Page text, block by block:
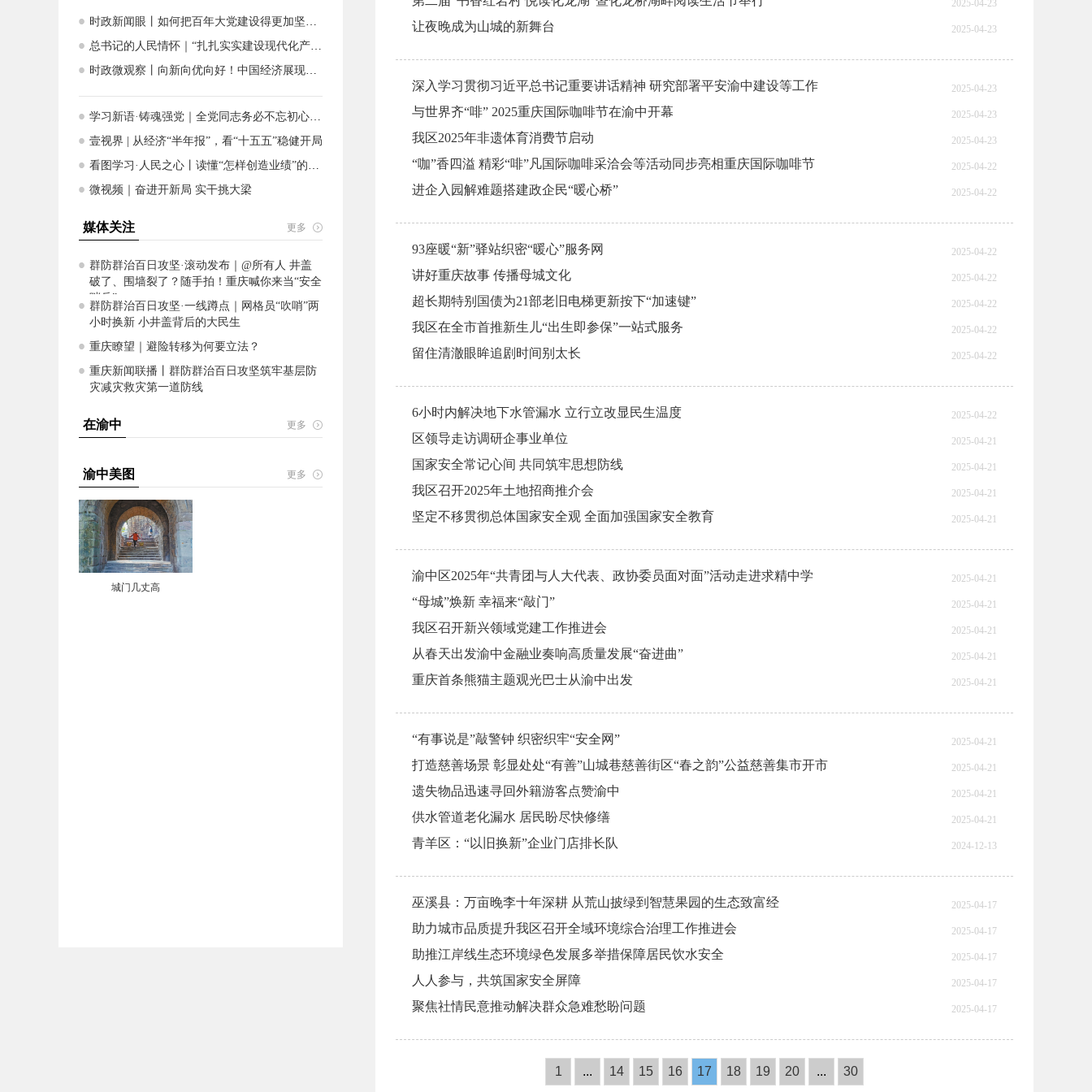
2025-04-23
让夜晚成为山城的新舞台 2025-04-23
深入学习贯彻习近平总书记重要讲话精神 研究部署平安渝中建设等工作 2025-04-23
与世界齐“啡” 2025重庆国际咖啡节在渝中开幕 2025-04-23
我区2025年非遗体育消费节启动 2025-04-23
“咖”香四溢 精彩“啡”凡国际咖啡采洽会等活动同步亮相重庆国际咖啡节 2025-04-22
进企入园解难题搭建政企民“暖心桥” 2025-04-22
93座暖“新”驿站织密“暖心”服务网 2025-04-22
讲好重庆故事 传播母城文化 2025-04-22
超长期特别国债为21部老旧电梯更新按下“加速键” 2025-04-22
我区在全市首推新生儿“出生即参保”一站式服务 2025-04-22
留住清澈眼眸追剧时间别太长 2025-04-22
6小时内解决地下水管漏水 立行立改显民生温度 2025-04-22
区领导走访调研企事业单位 2025-04-21
国家安全常记心间 共同筑牢思想防线 2025-04-21
我区召开2025年土地招商推介会 2025-04-21
坚定不移贯彻总体国家安全观 全面加强国家安全教育 2025-04-21
渝中区2025年“共青团与人大代表、政协委员面对面”活动走进求精中学 2025-04-21
“母城”焕新 幸福来“敲门” 2025-04-21
我区召开新兴领域党建工作推进会 2025-04-21
从春天出发渝中金融业奏响高质量发展“奋进曲” 2025-04-21
重庆首条熊猫主题观光巴士从渝中出发 2025-04-21
“有事说是”敲警钟 织密织牢“安全网” 2025-04-21
打造慈善场景 彰显处处“有善”山城巷慈善街区“春之韵”公益慈善集市开市 2025-04-21
遗失物品迅速寻回外籍游客点赞渝中 2025-04-21
供水管道老化漏水 居民盼尽快修缮 2025-04-21
青羊区：“以旧换新”企业门店排长队 2024-12-13
巫溪县：万亩晚李十年深耕 从荒山披绿到智慧果园的生态致富经 2025-04-17
助力城市品质提升我区召开全域环境综合治理工作推进会 2025-04-17
助推江岸线生态环境绿色发展多举措保障居民饮水安全 2025-04-17
人人参与，共筑国家安全屏障 2025-04-17
聚焦社情民意推动解决群众急难愁盼问题 2025-04-17
1 ... 14 15 16 17 18 19 20 ... 30